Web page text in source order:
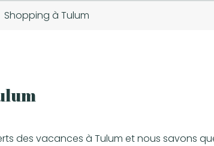
Shopping à Tulum
des vacances à Tulum et nous savons